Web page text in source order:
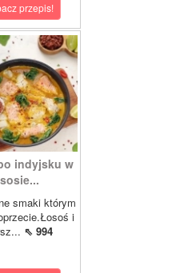
przepis!
indyjsku w
sosie...
smaki którym
i
⇖ 994